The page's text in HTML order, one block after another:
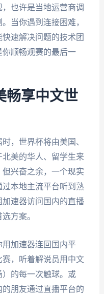
也许是当地运营商调
当你遇到连接困难，
速解决问题的技术团
顺畅观赛的最后一
畅享中文世
，世界杯将由美国、
美的华人、留学生来
兴奋之余，一个现实
本地主流平台听到熟
速器访问国内的直播
方案。
加速器连回国内平
，听着解说员用中文
的每一次触球。或
朋友通过直播平台的